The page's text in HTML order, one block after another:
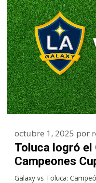
Toluca logró el
Campeones
octubre 1, 2025 por
Galaxy vs Toluca: